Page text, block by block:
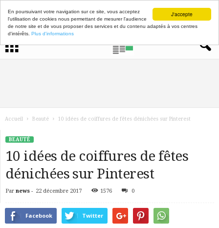
J'accepte
En poursuivant votre navigation sur ce site, vous acceptez
l'utilisation de cookies nous permettant de mesurer l'audience
de notre site et de vous proposer des services et du contenu adaptés à vos centres
d'intérêts. Plus d'informations
Accueil Beauté 10 idées de coiffures de fêtes dénichées sur Pinterest
BEAUTÉ
10 idées de coiffures de fêtes
dénichées sur Pinterest
Par news - 22 décembre 2017 1576 0
Facebook Twitter